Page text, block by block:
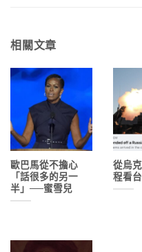
相關文章
歐巴馬從不擔心
「話很多的另一
半」──蜜雪兒
從烏
程看